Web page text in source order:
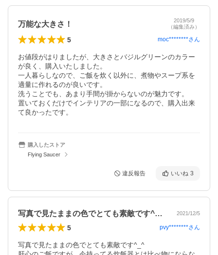
万能な大きさ！
2019/5/9
（編集済み）
5 moc********さん
お値段がはりましたが、大きさとバジルグリーンのカラー
が良く、購入いたしました。
一人暮らしなので、ご飯を炊く以外に、煮物やスープ系を
適量に作れるのが良いです。
洗うことでも、あまり手間が掛からないのが魅力です。
置いておくだけでインテリアの一部になるので、購入出来
て良かったです。
購入したストア
Flying Saucer
違反報告 いいね 3
写真で見たままの色でとても素敵です^_… 2021/12/5
5 pvy********さん
写真で見たままの色でとても素敵です^_^